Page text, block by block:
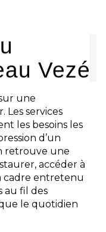
Vezé
une
Les services
les besoins les
d’un
retrouve une
accéder à
cadre entretenu
au fil des
le quotidien